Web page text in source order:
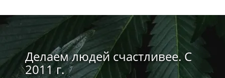
Делаем людей счастливее. С
2011 г.